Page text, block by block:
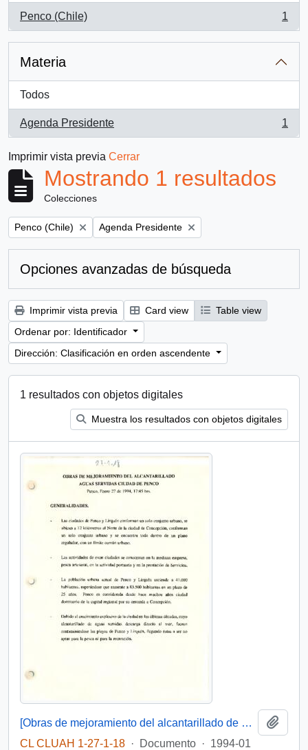
Penco (Chile)
, 1 resultados
1
Materia
Todos
Agenda Presidente
, 1 resultados
1
Imprimir vista previa Cerrar
Mostrando 1 resultados
Colecciones
Remove filter:
Penco (Chile) Remove filter:
Agenda Presidente
Opciones avanzadas de búsqueda
Imprimir vista previa Card view
Table view
Ordenar por: Identificador
Dirección: Clasificación en orden ascendente
1 resultados con objetos digitales
Muestra los resultados con objetos digitales
[Obras de mejoramiento del alcantarillado de aguas servidas de Penco e inauguración de población forjadores de Chile-Penco]
CL CLUAH 1-27-1-18 · Documento · 1994-01